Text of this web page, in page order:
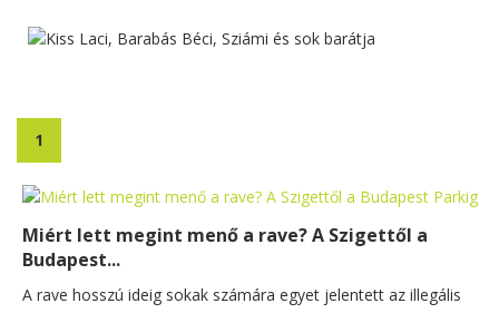
1
Miért lett megint menő a rave? A Szigettől a
Budapest...
A rave hosszú ideig sokak számára egyet jelentett az illegális